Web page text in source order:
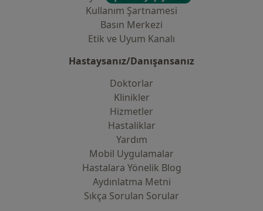
Kullanım Şartnamesi
Basın Merkezi
Etik ve Uyum Kanalı
Hastaysanız/Danışansanız
Doktorlar
Klinikler
Hizmetler
Hastaliklar
Yardım
Mobil Uygulamalar
Hastalara Yönelik Blog
Aydınlatma Metni
Sıkça Sorulan Sorular